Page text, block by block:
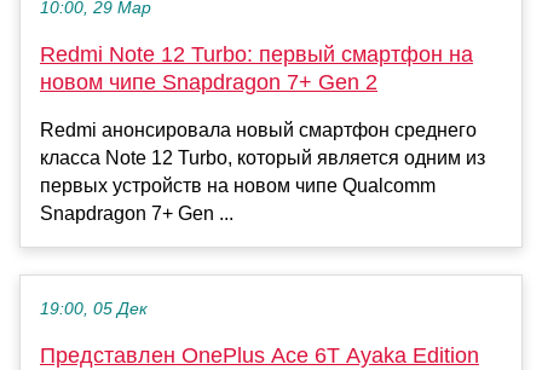
10:00, 29 Мар
Redmi Note 12 Turbo: первый смартфон на
новом чипе Snapdragon 7+ Gen 2
Redmi анонсировала новый смартфон среднего
класса Note 12 Turbo, который является одним из
первых устройств на новом чипе Qualcomm
Snapdragon 7+ Gen ...
19:00, 05 Дек
Представлен OnePlus Ace 6T Ayaka Edition